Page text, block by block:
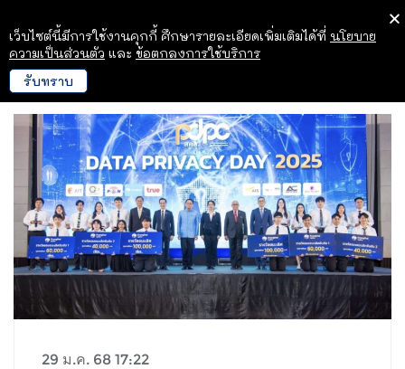
29 ม.ค. 68 17:22
เว็บไซต์นี้มีการใช้งานคุกกี้ ศึกษารายละเอียดเพิ่มเติมได้ที่ นโยบาย
ความเป็นส่วนตัว และ ข้อตกลงการใช้บริการ
รับทราบ